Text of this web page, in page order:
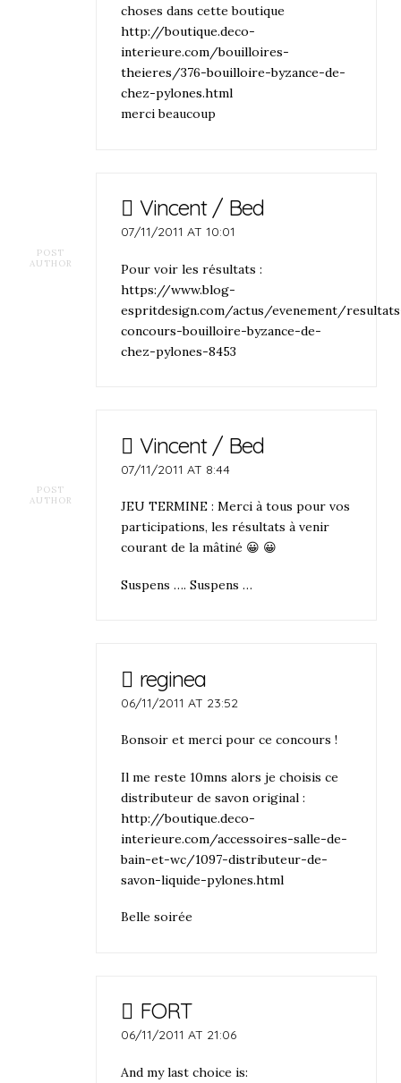
choses dans cette boutique
http://boutique.deco-
interieure.com/bouilloires-
theieres/376-bouilloire-byzance-de-
chez-pylones.html
merci beaucoup
POST
AUTHOR
Vincent / Bed
07/11/2011 AT 10:01
Pour voir les résultats :
https://www.blog-
espritdesign.com/actus/evenement/
concours-bouilloire-byzance-de-
chez-pylones-8453
POST
AUTHOR
Vincent / Bed
07/11/2011 AT 8:44
JEU TERMINE : Merci à tous pour vos
participations, les résultats à venir
courant de la mâtiné 😀 😀
Suspens …. Suspens …
reginea
06/11/2011 AT 23:52
Bonsoir et merci pour ce concours !
Il me reste 10mns alors je choisis ce
distributeur de savon original :
http://boutique.deco-
interieure.com/accessoires-salle-de-
bain-et-wc/1097-distributeur-de-
savon-liquide-pylones.html
Belle soirée
FORT
06/11/2011 AT 21:06
And my last choice is: